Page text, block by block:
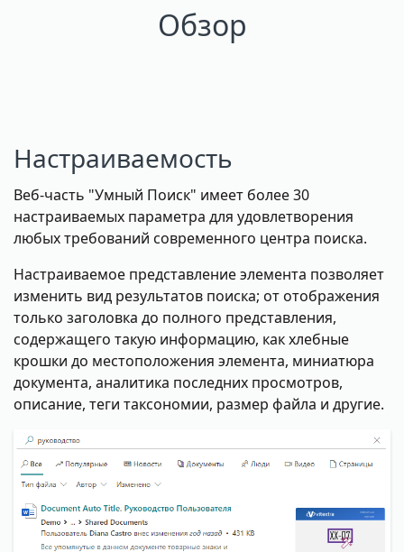
Обзор
Настраиваемость
Веб-часть "Умный Поиск" имеет более 30
настраиваемых параметра для удовлетворения
любых требований современного центра поиска.
Настраиваемое представление элемента позволяет
изменить вид результатов поиска; от отображения
только заголовка до полного представления,
содержащего такую информацию, как хлебные
крошки до местоположения элемента, миниатюра
документа, аналитика последних просмотров,
описание, теги таксономии, размер файла и другие.